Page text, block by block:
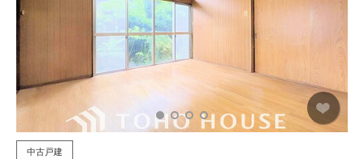
中古戸建